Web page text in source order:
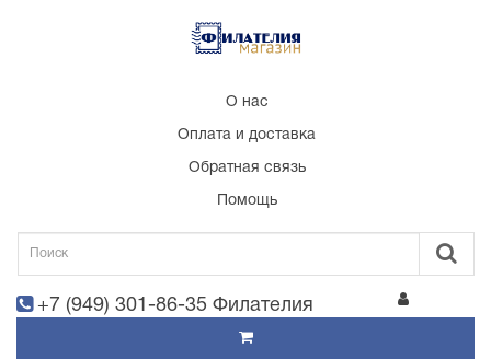
О нас
Оплата и доставка
Обратная связь
Помощь
+7 (949) 301-86-35 Филателия